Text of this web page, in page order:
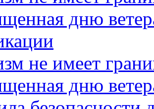
дню
не имеет
дню